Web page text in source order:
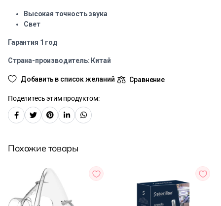
Высокая точность звука
Свет
Гарантия 1 год
Страна-производитель: Китай
Добавить в список желаний Сравнение
Поделитесь этим продуктом:
Похожие товары